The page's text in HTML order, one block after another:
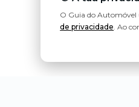
O Guia do Automóvel
de privacidade. Ao